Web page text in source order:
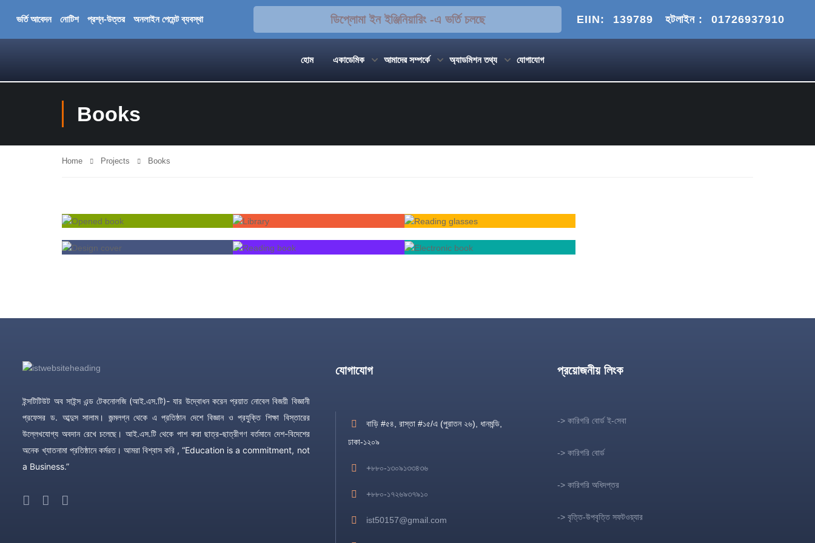
ভর্তি আবেদন নোটিশ প্রশ্ন-উত্তর অনলাইন পেমেন্ট ব্যবস্থা ডিপ্লোমা ইন ইঞ্জিনিয়ারিং -এ ভর্তি চলছে EIIN: 139789 হটলাইন : 01726937910
হোম একাডেমিক আমাদের সম্পর্কে অ্যাডমিশন তথ্য যোগাযোগ
Books
Home Projects Books
ইন্সটিটিউট অব সাইন্স এন্ড টেকনোলজি (আই.এস.টি)- যার উদ্বোধন করেন প্রয়াত নোবেল বিজয়ী বিজ্ঞানী
প্রফেসর ড. আব্দুস সালাম। জন্মলগ্ন থেকে এ প্রতিষ্ঠান দেশে বিজ্ঞান ও প্রযুক্তি শিক্ষা বিস্তারের
উল্লেখযোগ্য অবদান রেখে চলেছে। আই.এস.টি থেকে পাশ করা ছাত্র-ছাত্রীগণ বর্তমানে দেশ-বিদেশের
অনেক খ্যাতনামা প্রতিষ্ঠানে কর্মরত। আমরা বিশ্বাস করি , “Education is a commitment, not
a Business.”
যোগাযোগ
বাড়ি #৫৪, রাস্তা #১৫/এ (পুরাতন ২৬), ধানমন্ডি,
ঢাকা-১২০৯
+৮৮০-১৩০৯১৩৩৪৩৬
+৮৮০-১৭২৬৯৩৭৯১০
ist50157@gmail.com
প্রয়োজনীয় লিংক
-> কারিগরি বোর্ড ই-সেবা
-> কারিগরি বোর্ড
-> কারিগরি অধিদপ্তর
-> বৃত্তি-উপবৃত্তি সফটওয়্যার